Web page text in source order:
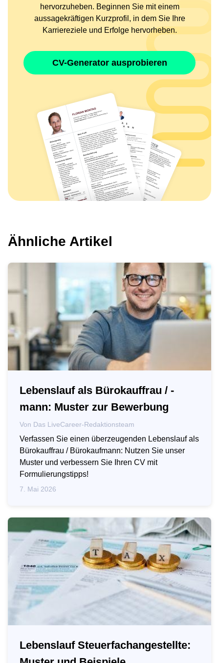
hervorzuheben. Beginnen Sie mit einem
aussagekräftigen Kurzprofil, in dem Sie Ihre
Karriereziele und Erfolge hervorheben.
CV-Generator ausprobieren
Ähnliche Artikel
Lebenslauf als Bürokauffrau / -
mann: Muster zur Bewerbung
Von Das LiveCareer-Redaktionsteam
Verfassen Sie einen überzeugenden Lebenslauf als
Bürokauffrau / Bürokaufmann: Nutzen Sie unser
Muster und verbessern Sie Ihren CV mit
Formulierungstipps!
7. Mai 2026
Lebenslauf Steuerfachangestellte: